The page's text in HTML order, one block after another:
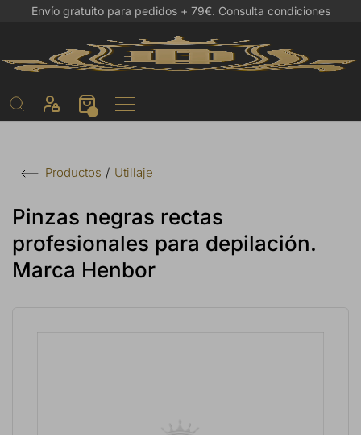
Envío gratuito para pedidos + 79€. Consulta condiciones
Productos Utillaje
Pinzas negras rectas
profesionales para depilación.
Marca Henbor